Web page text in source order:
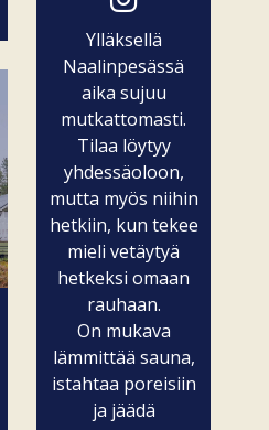
Ylläksellä
Naalinpesässä
aika sujuu
mutkattomasti.
Tilaa löytyy
yhdessäoloon,
mutta myös niihin
hetkiin, kun tekee
mieli vetäytyä
hetkeksi omaan
rauhaan.
On mukava
lämmittää sauna,
istahtaa poreisiin
ja jäädä